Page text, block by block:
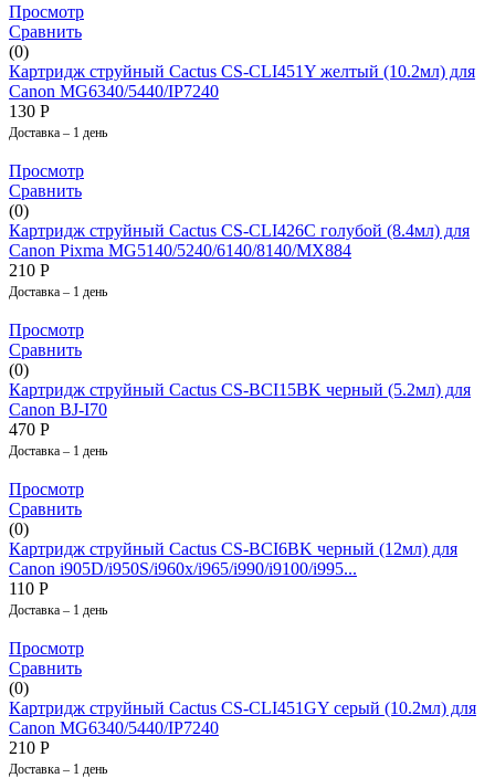
Просмотр
Сравнить
(0)
Картридж струйный Cactus CS-CLI451Y желтый (10.2мл) для
Canon MG6340/5440/IP7240
130 Р
Доставка – 1 день
Просмотр
Сравнить
(0)
Картридж струйный Cactus CS-CLI426C голубой (8.4мл) для
Canon Pixma MG5140/5240/6140/8140/MX884
210 Р
Доставка – 1 день
Просмотр
Сравнить
(0)
Картридж струйный Cactus CS-BCI15BK черный (5.2мл) для
Canon BJ-I70
470 Р
Доставка – 1 день
Просмотр
Сравнить
(0)
Картридж струйный Cactus CS-BCI6BK черный (12мл) для
Canon i905D/i950S/i960x/i965/i990/i9100/i995...
110 Р
Доставка – 1 день
Просмотр
Сравнить
(0)
Картридж струйный Cactus CS-CLI451GY серый (10.2мл) для
Canon MG6340/5440/IP7240
210 Р
Доставка – 1 день